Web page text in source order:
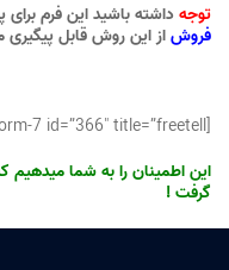
توجهداشته باشید این فرم برای
فروشاز این روش قابل پیگیری
[contact-form-7 id=”366″ title=”freetell”]
این اطمینان را به شما
گرفت !